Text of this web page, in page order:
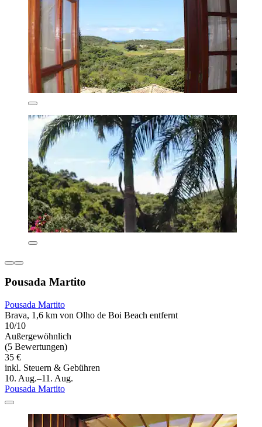
Pousada Martito
Pousada Martito
Brava, 1,6 km von Olho de Boi Beach entfernt
10/10
Außergewöhnlich
(5 Bewertungen)
35 €
inkl. Steuern & Gebühren
10. Aug.–11. Aug.
Pousada Martito